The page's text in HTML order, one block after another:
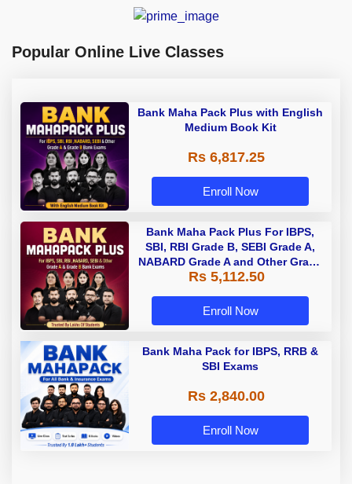
Popular Online Live Classes
Bank Maha Pack Plus with English
Medium Book Kit
Rs 6,817.25
Enroll Now
Bank Maha Pack Plus For IBPS,
SBI, RBI Grade B, SEBI Grade A,
NABARD Grade A and Other Grade
A & Grade B Bank Exams
Rs 5,112.50
Enroll Now
Bank Maha Pack for IBPS, RRB &
SBI Exams
Rs 2,840.00
Enroll Now